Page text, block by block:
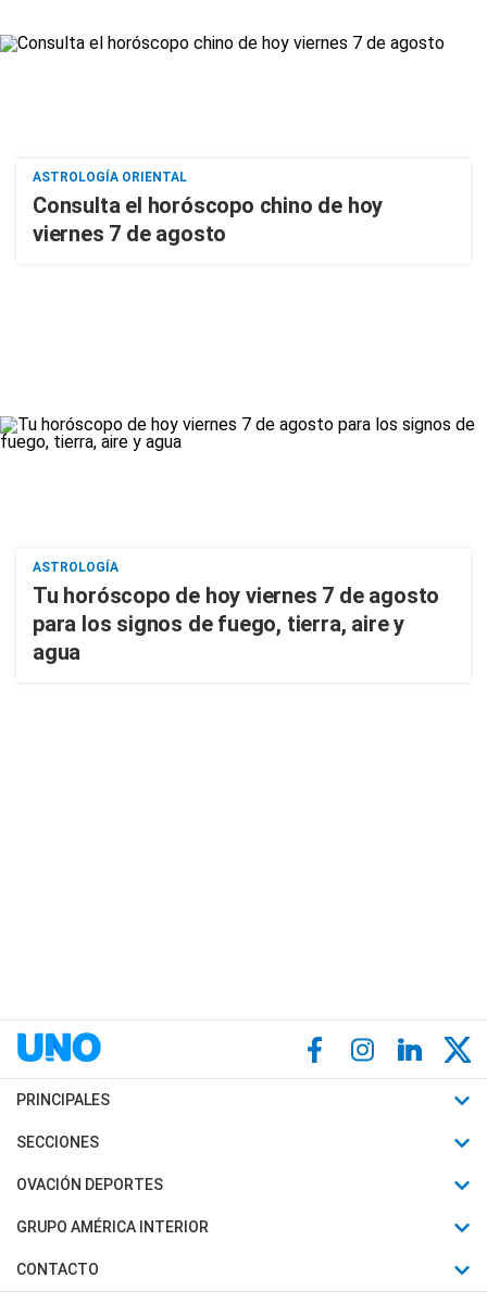
ASTROLOGÍA ORIENTAL
Consulta el horóscopo chino de hoy
viernes 7 de agosto
ASTROLOGÍA
Tu horóscopo de hoy viernes 7 de agosto
para los signos de fuego, tierra, aire y
agua
PRINCIPALES
Últimas Noticias
Política
Judiciales
SECCIONES
Horóscopo
Motores
Trucos caseros
OVACIÓN DEPORTES
Fútbol
Mundial
Automovilismo
GRUPO AMÉRICA INTERIOR
Canal 7 en Vivo
CONTACTO